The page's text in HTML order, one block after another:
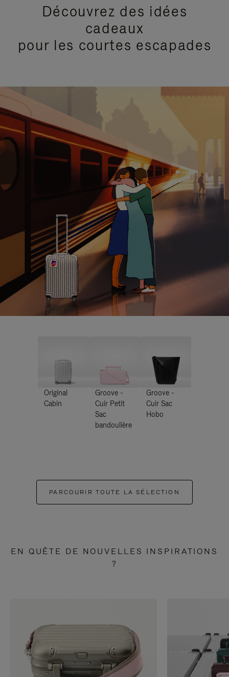
Découvrez des idées
cadeaux
pour les courtes escapades
Original
Cabin
Groove -
Cuir Petit
Sac
bandoulière
Groove -
Cuir Sac
Hobo
PARCOURIR TOUTE LA SÉLECTION
EN QUÊTE DE NOUVELLES INSPIRATIONS
?